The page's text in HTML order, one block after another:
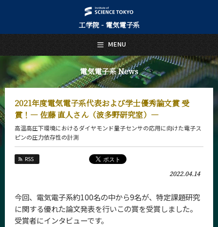
工学院 - 電気電子系
電気電子系 News
2021年度電気電子系代表および学士優秀論文賞 受
賞！― 佐藤 直人さん（波多野研究室）―
高温高圧下環境におけるダイヤモンド量子センサの応用に向けた電子ス
ピンの圧力依存性の計測
RSS
2022.04.14
今回、電気電子系約100名の中から9名が、特定課題研究
に関する優れた論文発表を行いこの賞を受賞しました。
受賞者にインタビューです。
MENU
日本語 English
トップページ
Top Page
電気電子系について
About Us
教育
Education
教員・研究室
未来
Admissions
電気電子系 News
News